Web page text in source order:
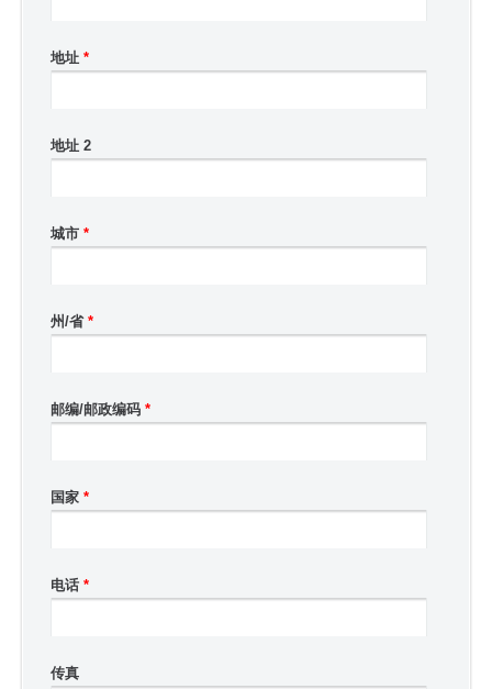
地址 *
地址 2
城市 *
州/省 *
邮编/邮政编码 *
国家 *
电话 *
传真